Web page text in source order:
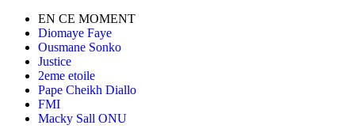
EN CE MOMENT
Diomaye Faye
Ousmane Sonko
Justice
2eme etoile
Pape Cheikh Diallo
FMI
Macky Sall ONU